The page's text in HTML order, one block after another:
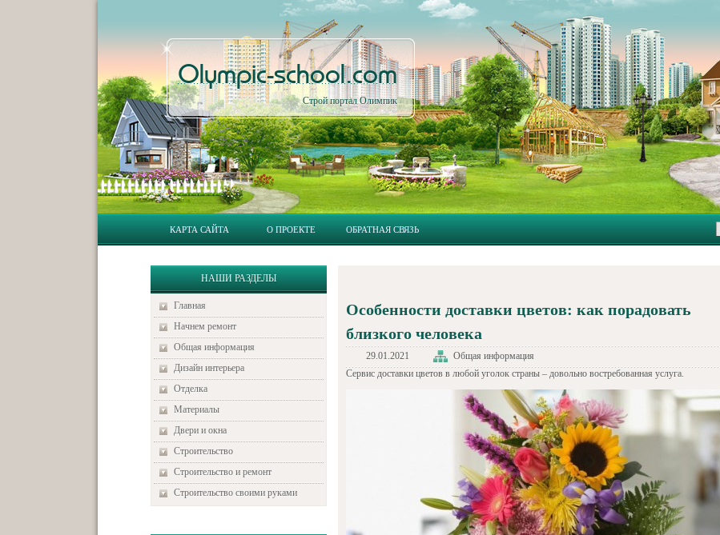
Olympic-school.com
Строй портал Олимпик
КАРТА САЙТА О ПРОЕКТЕ ОБРАТНАЯ СВЯЗЬ
НАШИ РАЗДЕЛЫ
Главная
Начнем ремонт
Общая информация
Дизайн интерьера
Отделка
Материалы
Двери и окна
Строительство
Строительство и ремонт
Строительство своими руками
Особенности доставки цветов: как порадовать
близкого человека
29.01.2021
Общая информация
Сервис доставки цветов в любой уголок страны – довольно востребованная услуга.